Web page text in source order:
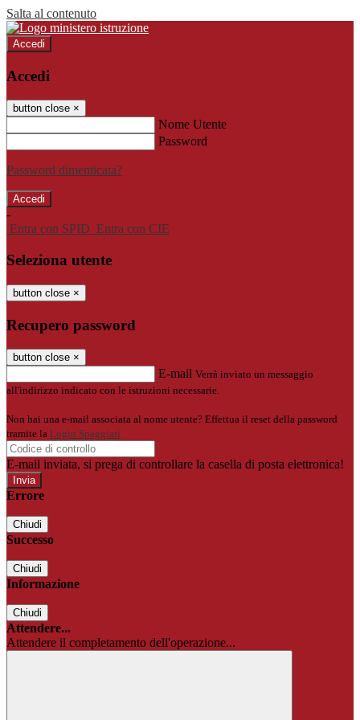
Salta al contenuto
Accedi
Accedi
button close ×
Nome Utente
Password
Password dimenticata?
-
Entra con SPID Entra con CIE
Seleziona utente
button close ×
Recupero password
button close ×
E-mail Verrà inviato un messaggio
all'indirizzo indicato con le istruzioni necessarie.
Non hai una e-mail associata al nome utente? Effettua il reset della password
tramite la Login Spaggiari
E-mail inviata, si prega di controllare la casella di posta elettronica!
Errore
Chiudi
Successo
Chiudi
Informazione
Chiudi
Attendere...
Attendere il completamento dell'operazione...